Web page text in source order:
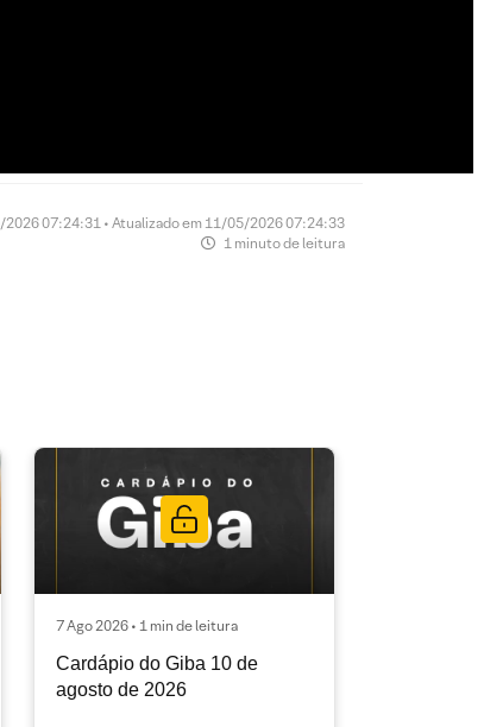
07:24:31 • Atualizado em 11/05/2026 07:24:33
1 minuto de leitura
7 Ago 2026 • 1 min de leitura
Cardápio do Giba 10 de
agosto de 2026